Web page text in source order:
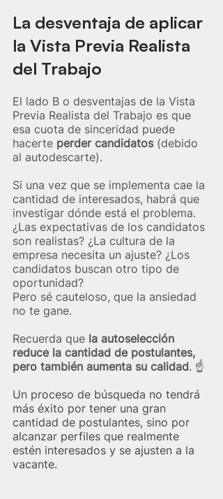
La desventaja de aplicar
la Vista Previa Realista
del Trabajo
El lado B o desventajas de la Vista
Previa Realista del Trabajo es que
esa cuota de sinceridad puede
hacerte perder candidatos (debido
al autodescarte).
Si una vez que se implementa cae la
cantidad de interesados, habrá que
investigar dónde está el problema.
¿Las expectativas de los candidatos
son realistas? ¿La cultura de la
empresa necesita un ajuste? ¿Los
candidatos buscan otro tipo de
oportunidad?
Pero sé cauteloso, que la ansiedad
no te gane.
Recuerda que la autoselección
reduce la cantidad de postulantes,
pero también aumenta su calidad. ☝️​
Un proceso de búsqueda no tendrá
más éxito por tener una gran
cantidad de postulantes, sino por
alcanzar perfiles que realmente
estén interesados y se ajusten a la
vacante.